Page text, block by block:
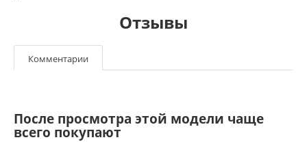
Отзывы
Комментарии
После просмотра этой модели чаще
всего покупают